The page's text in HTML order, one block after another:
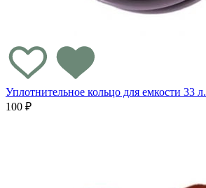
Уплотнительное кольцо для емкости 33 л.
100 ₽